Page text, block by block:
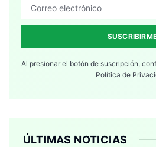
Al presionar el botón de suscripción,
Política de
ÚLTIMAS NOTICIAS